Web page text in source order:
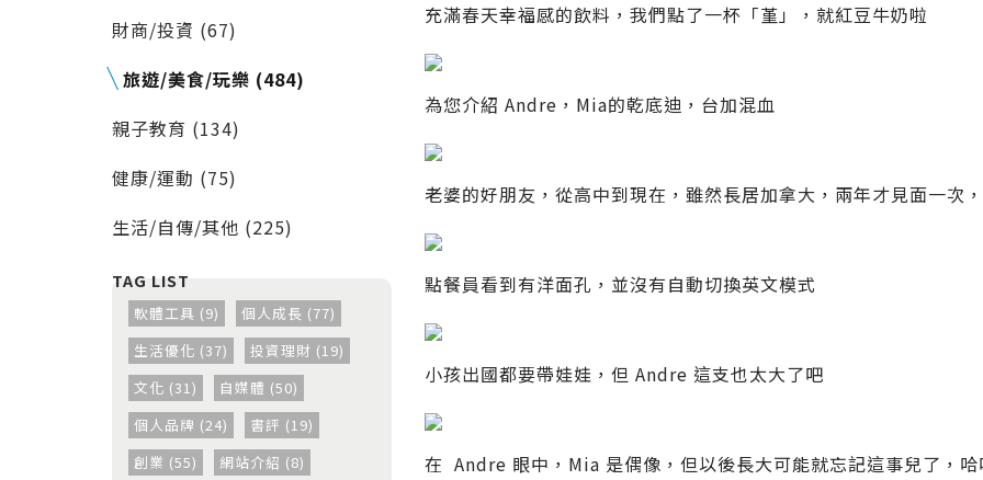
財商/投資 (67)
旅遊/美食/玩樂 (484)
親子教育 (134)
健康/運動 (75)
生活/自傳/其他 (225)
軟體工具 (9)
個人成長 (77)
生活優化 (37)
投資理財 (19)
文化 (31)
自媒體 (50)
個人品牌 (24)
書評 (19)
創業 (55)
網站介紹 (8)
充滿春天幸福感的飲料，我們點了一杯「堇」，就紅豆牛奶啦
為您介紹 Andre，Mia的乾底迪，台加混血
老婆的好朋友，從高中到現在，雖然長居加拿大，兩年才見面一次
點餐員看到有洋面孔，並沒有自動切換英文模式
小孩出國都要帶娃娃，但 Andre 這支也太大了吧
在 Andre 眼中，Mia 是偶像，但以後長大可能就忘記這事兒了，哈